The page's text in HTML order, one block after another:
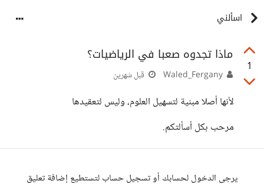
اسألني
1
ماذا تجدوه صعبا في الرياضيات؟
قبل شهرين
لأنها أصلا مبنية لتسهيل العلوم، وليس لتعقيدها
مرحب بكل أسألتكم.
يرجى الدخول لحسابك أو تسجيل حساب لتستطيع إضافة تعليق